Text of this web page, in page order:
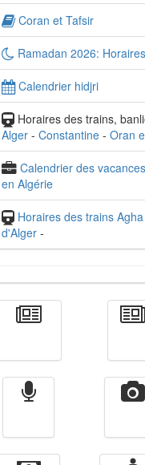
Coran et Tafsir
Ramadan 2026:
Calendrier hidjri
Horaires des trains,
Alger - Constantine - Oran
Calendrier des
en Algérie
Horaires des trains
d'Alger -